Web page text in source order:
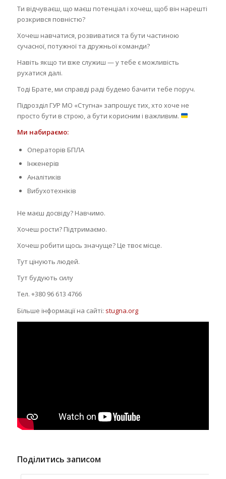
Ти відчуваєш, що маєш потенціал і хочеш, щоб він нарешті
розкрився повністю?
Хочеш навчатися, розвиватися та бути частиною
сучасної, потужної та дружньої команди?
Навіть якщо ти вже служиш — у тебе є можливість
рухатися далі.
Тоді Брате, ми справді раді будемо бачити тебе поруч.
Підрозділ ГУР МО «Стугна» запрошує тих, хто хоче не
просто бути в строю, а бути корисним і важливим.
Ми набираємо:
Операторів БПЛА
Інженерів
Аналітиків
Вибухотехніків
Не маєш досвіду? Навчимо.
Хочеш рости? Підтримаємо.
Хочеш робити щось значуще? Це твоє місце.
Тут цінують людей.
Тут будують силу
Тел. +380 96 613 4766
Більше інформації на сайті: stugna.org
Поділитись записом